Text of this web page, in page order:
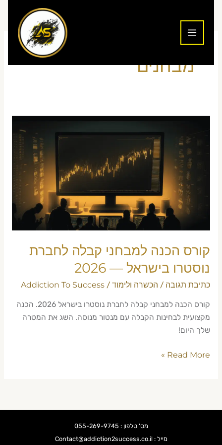
מבחנים
קורס הכנה למבחני קבלה לחברת
נוסטרו בישראל — 2026
כתיבת תגובה / הכשרה ולימוד/
Addiction To Success
קורס הכנה למבחני קבלה לחברת נוסטרו בישראל 2026. הכנה
מקצועית לבחינות הקבלה עם מנטור מנוסה. השג את המטרה
שלך היום!
למבחני
לחברת
נוסטרו
בישראל
Read More »
מס' טלפון : 055-269-9745
מייל : Contact@addiction2success.co.il